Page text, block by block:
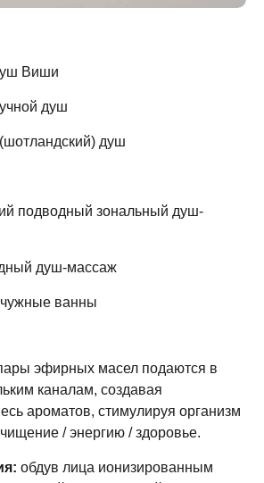
Виши
душ
душ
подводный зональный душ-
душ-массаж
ванны
эфирных масел подаются в
каналам, создавая
ароматов, стимулируя организм
/ энергию / здоровье.
обдув лица ионизированным